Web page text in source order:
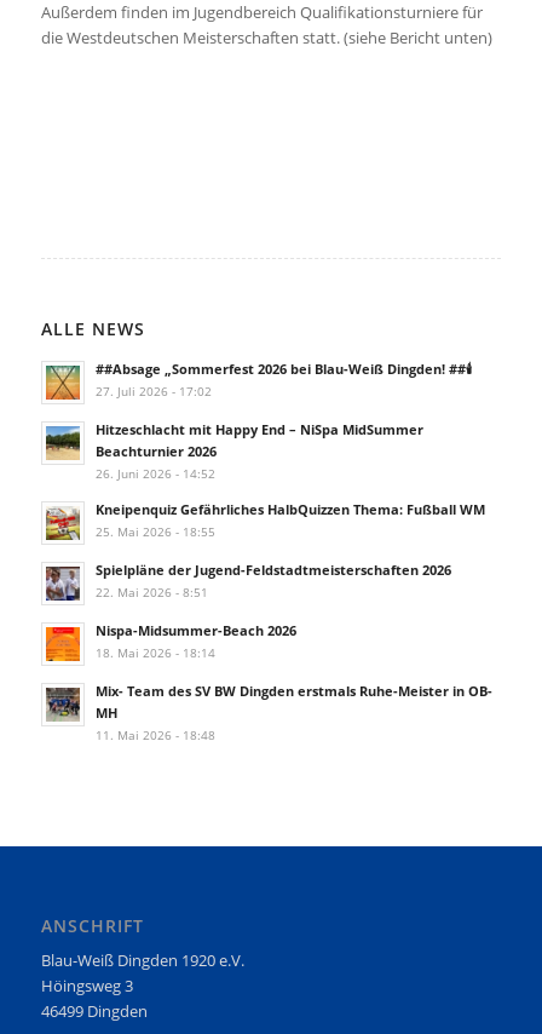
Außerdem finden im Jugendbereich Qualifikationsturniere für
die Westdeutschen Meisterschaften statt. (siehe Bericht unten)
ALLE NEWS
##Absage „Sommerfest 2026 bei Blau-Weiß Dingden! ##🕯️
27. Juli 2026 - 17:02
Hitzeschlacht mit Happy End – NiSpa MidSummer
Beachturnier 2026
26. Juni 2026 - 14:52
Kneipenquiz Gefährliches HalbQuizzen Thema: Fußball WM
25. Mai 2026 - 18:55
Spielpläne der Jugend-Feldstadtmeisterschaften 2026
22. Mai 2026 - 8:51
Nispa-Midsummer-Beach 2026
18. Mai 2026 - 18:14
Mix- Team des SV BW Dingden erstmals Ruhe-Meister in OB-
MH
11. Mai 2026 - 18:48
ANSCHRIFT
Blau-Weiß Dingden 1920 e.V.
Höingsweg 3
46499 Dingden